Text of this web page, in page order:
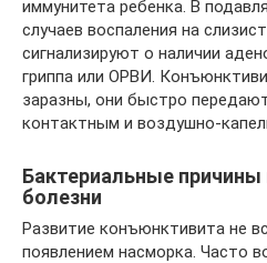
иммунитета ребенка. В
случаев воспаления на
сигнализируют о наличии
гриппа или ОРВИ.
заразны, они быстро
контактным и воздушно-
Бактериальные причины
болезни
Развитие конъюнктивита не
появлением насморка. Часто